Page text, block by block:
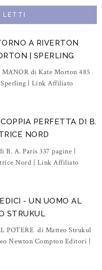
A RIVERTON
| SPERLING
di Kate Morton 485
Sperling | Link Affiliato
PERFETTA DI B.
NORD
B. A. Paris 337 pagine |
Nord | Link Affiliato
- UN UOMO AL
STRUKUL
POTERE di Matteo Strukul
Newton Compton Editori |